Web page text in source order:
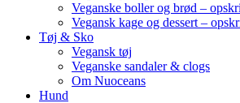
Veganske boller og brød –
Vegansk kage og dessert –
Tøj & Sko
Vegansk tøj
Veganske sandaler & clogs
Om Nuoceans
Hund